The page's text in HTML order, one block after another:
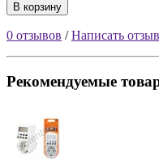
В корзину
0 отзывов /Написать отзыв
Рекомендуемые